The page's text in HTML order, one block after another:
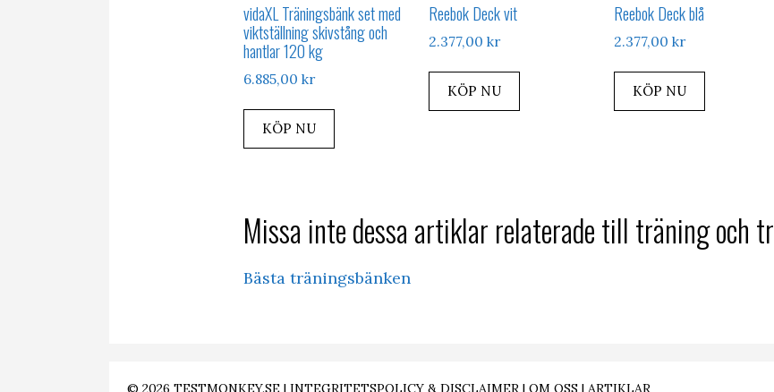
vidaXL Träningsbänk set med
viktställning skivstång och
hantlar 120 kg
6.885,00 kr
KÖP NU
Reebok Deck vit
2.377,00 kr
KÖP NU
Reebok Deck blå
2.377,00 kr
KÖP NU
Missa inte dessa artiklar relaterade till träning och
Bästa träningsbänken
© 2026 TESTMONKEY.SE | INTEGRITETSPOLICY & DISCLAIMER | OM OSS | ARTIKLAR